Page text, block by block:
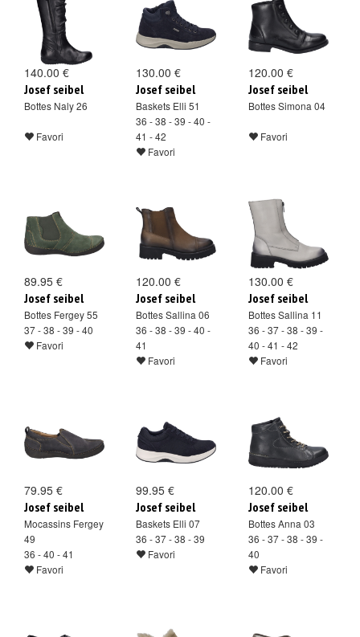
140.00 €
Josef seibel
Bottes Naly 26
Favori
130.00 €
Josef seibel
Baskets Elli 51
36 - 38 - 39 - 40 -
41 - 42
Favori
120.00 €
Josef seibel
Bottes Simona 04
Favori
89.95 €
Josef seibel
Bottes Fergey 55
37 - 38 - 39 - 40
Favori
120.00 €
Josef seibel
Bottes Sallina 06
36 - 38 - 39 - 40 -
41
Favori
130.00 €
Josef seibel
Bottes Sallina 11
36 - 37 - 38 - 39 -
40 - 41 - 42
Favori
79.95 €
Josef seibel
Mocassins Fergey
49
36 - 40 - 41
Favori
99.95 €
Josef seibel
Baskets Elli 07
36 - 37 - 38 - 39
Favori
120.00 €
Josef seibel
Bottes Anna 03
36 - 37 - 38 - 39 -
40
Favori